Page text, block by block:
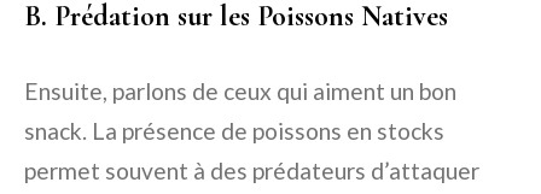
B. Prédation sur les Poissons Natives
Ensuite, parlons de ceux qui aiment un bon
snack. La présence de poissons en stocks
permet souvent à des prédateurs d’attaquer